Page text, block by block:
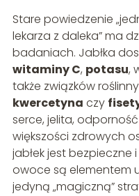
Stare powiedzenie
lekarza z daleka” ma
badaniach. Jabłka
witaminy C, potasu,
także związków
kwercetyna czy
serce, jelita,
większości zdrowych
jabłek jest bezpieczne
owoce są elementem
jedyną „magiczną”